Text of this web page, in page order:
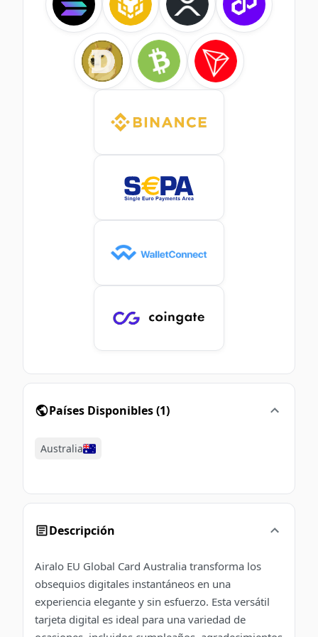
Países Disponibles(1)
Australia
Descripción
Airalo EU Global Card Australia transforma los
obsequios digitales instantáneos en una
experiencia elegante y sin esfuerzo. Esta versátil
tarjeta digital es ideal para una variedad de